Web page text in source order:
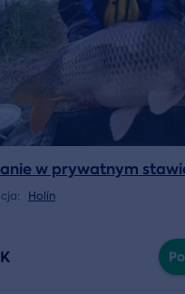
w prywatnym
Holín